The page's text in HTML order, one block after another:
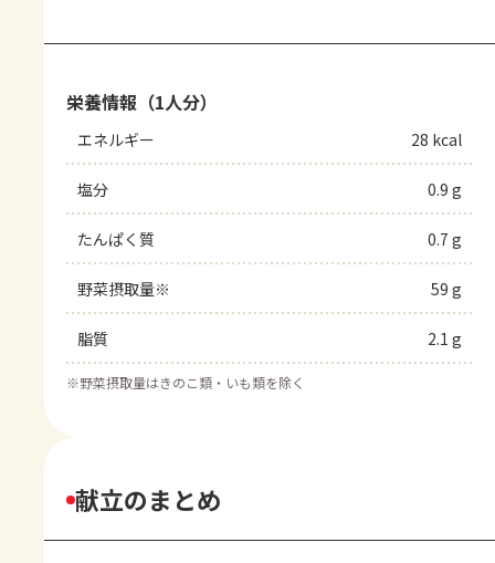
栄養情報（1人分）
エネルギー 28 kcal
塩分 0.9 g
たんぱく質 0.7 g
野菜摂取量※ 59 g
脂質 2.1 g
※野菜摂取量はきのこ類・いも類を除く
献立のまとめ